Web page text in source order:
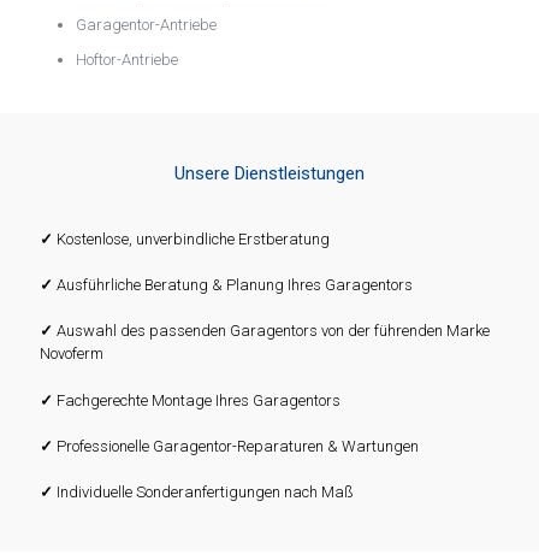
Garagentor-Antriebe
Hoftor-Antriebe
Unsere Dienstleistungen
✓ Kostenlose, unverbindliche Erstberatung
✓ Ausführliche Beratung & Planung Ihres Garagentors
✓ Auswahl des passenden Garagentors von der führenden Marke
Novoferm
✓ Fachgerechte Montage Ihres Garagentors
✓ Professionelle Garagentor-Reparaturen & Wartungen
✓ Individuelle Sonderanfertigungen nach Maß